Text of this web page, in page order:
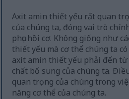
Axit amin thiết yếu rất quan
của chúng ta, đóng vai trò
phục hồi cơ. Không giống như
thiết yếu mà cơ thể chúng ta
axit amin thiết yếu phải đến từ
chất bổ sung của chúng ta.
quan trọng của chúng trong
năng cơ thể của chúng ta.